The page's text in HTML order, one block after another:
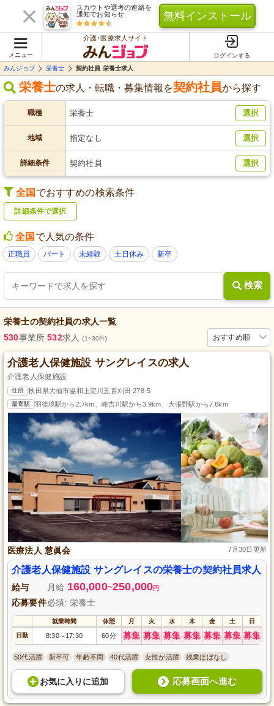
スカウトや選考の連絡を
通知でお知らせ
無料インストール
メニュー
介護･医療求人サイト
ログインする
みんジョブ
栄養士 契約社員 栄養士求人
栄養士の求人・転職・募集情報を契約社員から探す
職種 栄養士 選択
地域 指定なし 選択
詳細条件 契約社員 選択
全国 でおすすめの検索条件
詳細条件で選択
全国 で人気の条件
正職員 パート 未経験 土日休み 新卒
検索
栄養士の契約社員の求人一覧
おすすめ順
530事業所 532求人(1~30件)
介護老人保健施設 サングレイスの求人
介護老人保健施設
住所 秋田県大仙市協和上淀川五百刈田 278-5
最寄駅 羽後境駅から2.7km、峰吉川駅から3.9km、大張野駅から7.6km
医療法人 慧眞会 7月30日更新
介護老人保健施設 サングレイスの栄養士の契約社員求人
給与 月給 160,000~250,000円
応募要件必須: 栄養士
就業時間 休憩 月 火 水 木 金 土 日
日勤 8:30～ 17:30 60分 募集 募集 募集 募集 募集 募集 募集
50代活躍 新卒可 年齢不問 40代活躍 女性が活躍 残業ほぼなし
お気に入り に追加 応募画面へ進む